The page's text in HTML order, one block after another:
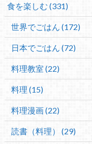
食を楽しむ (331)
世界でごはん (172)
日本でごはん (72)
料理教室 (22)
料理 (15)
料理漫画 (22)
読書（料理） (29)